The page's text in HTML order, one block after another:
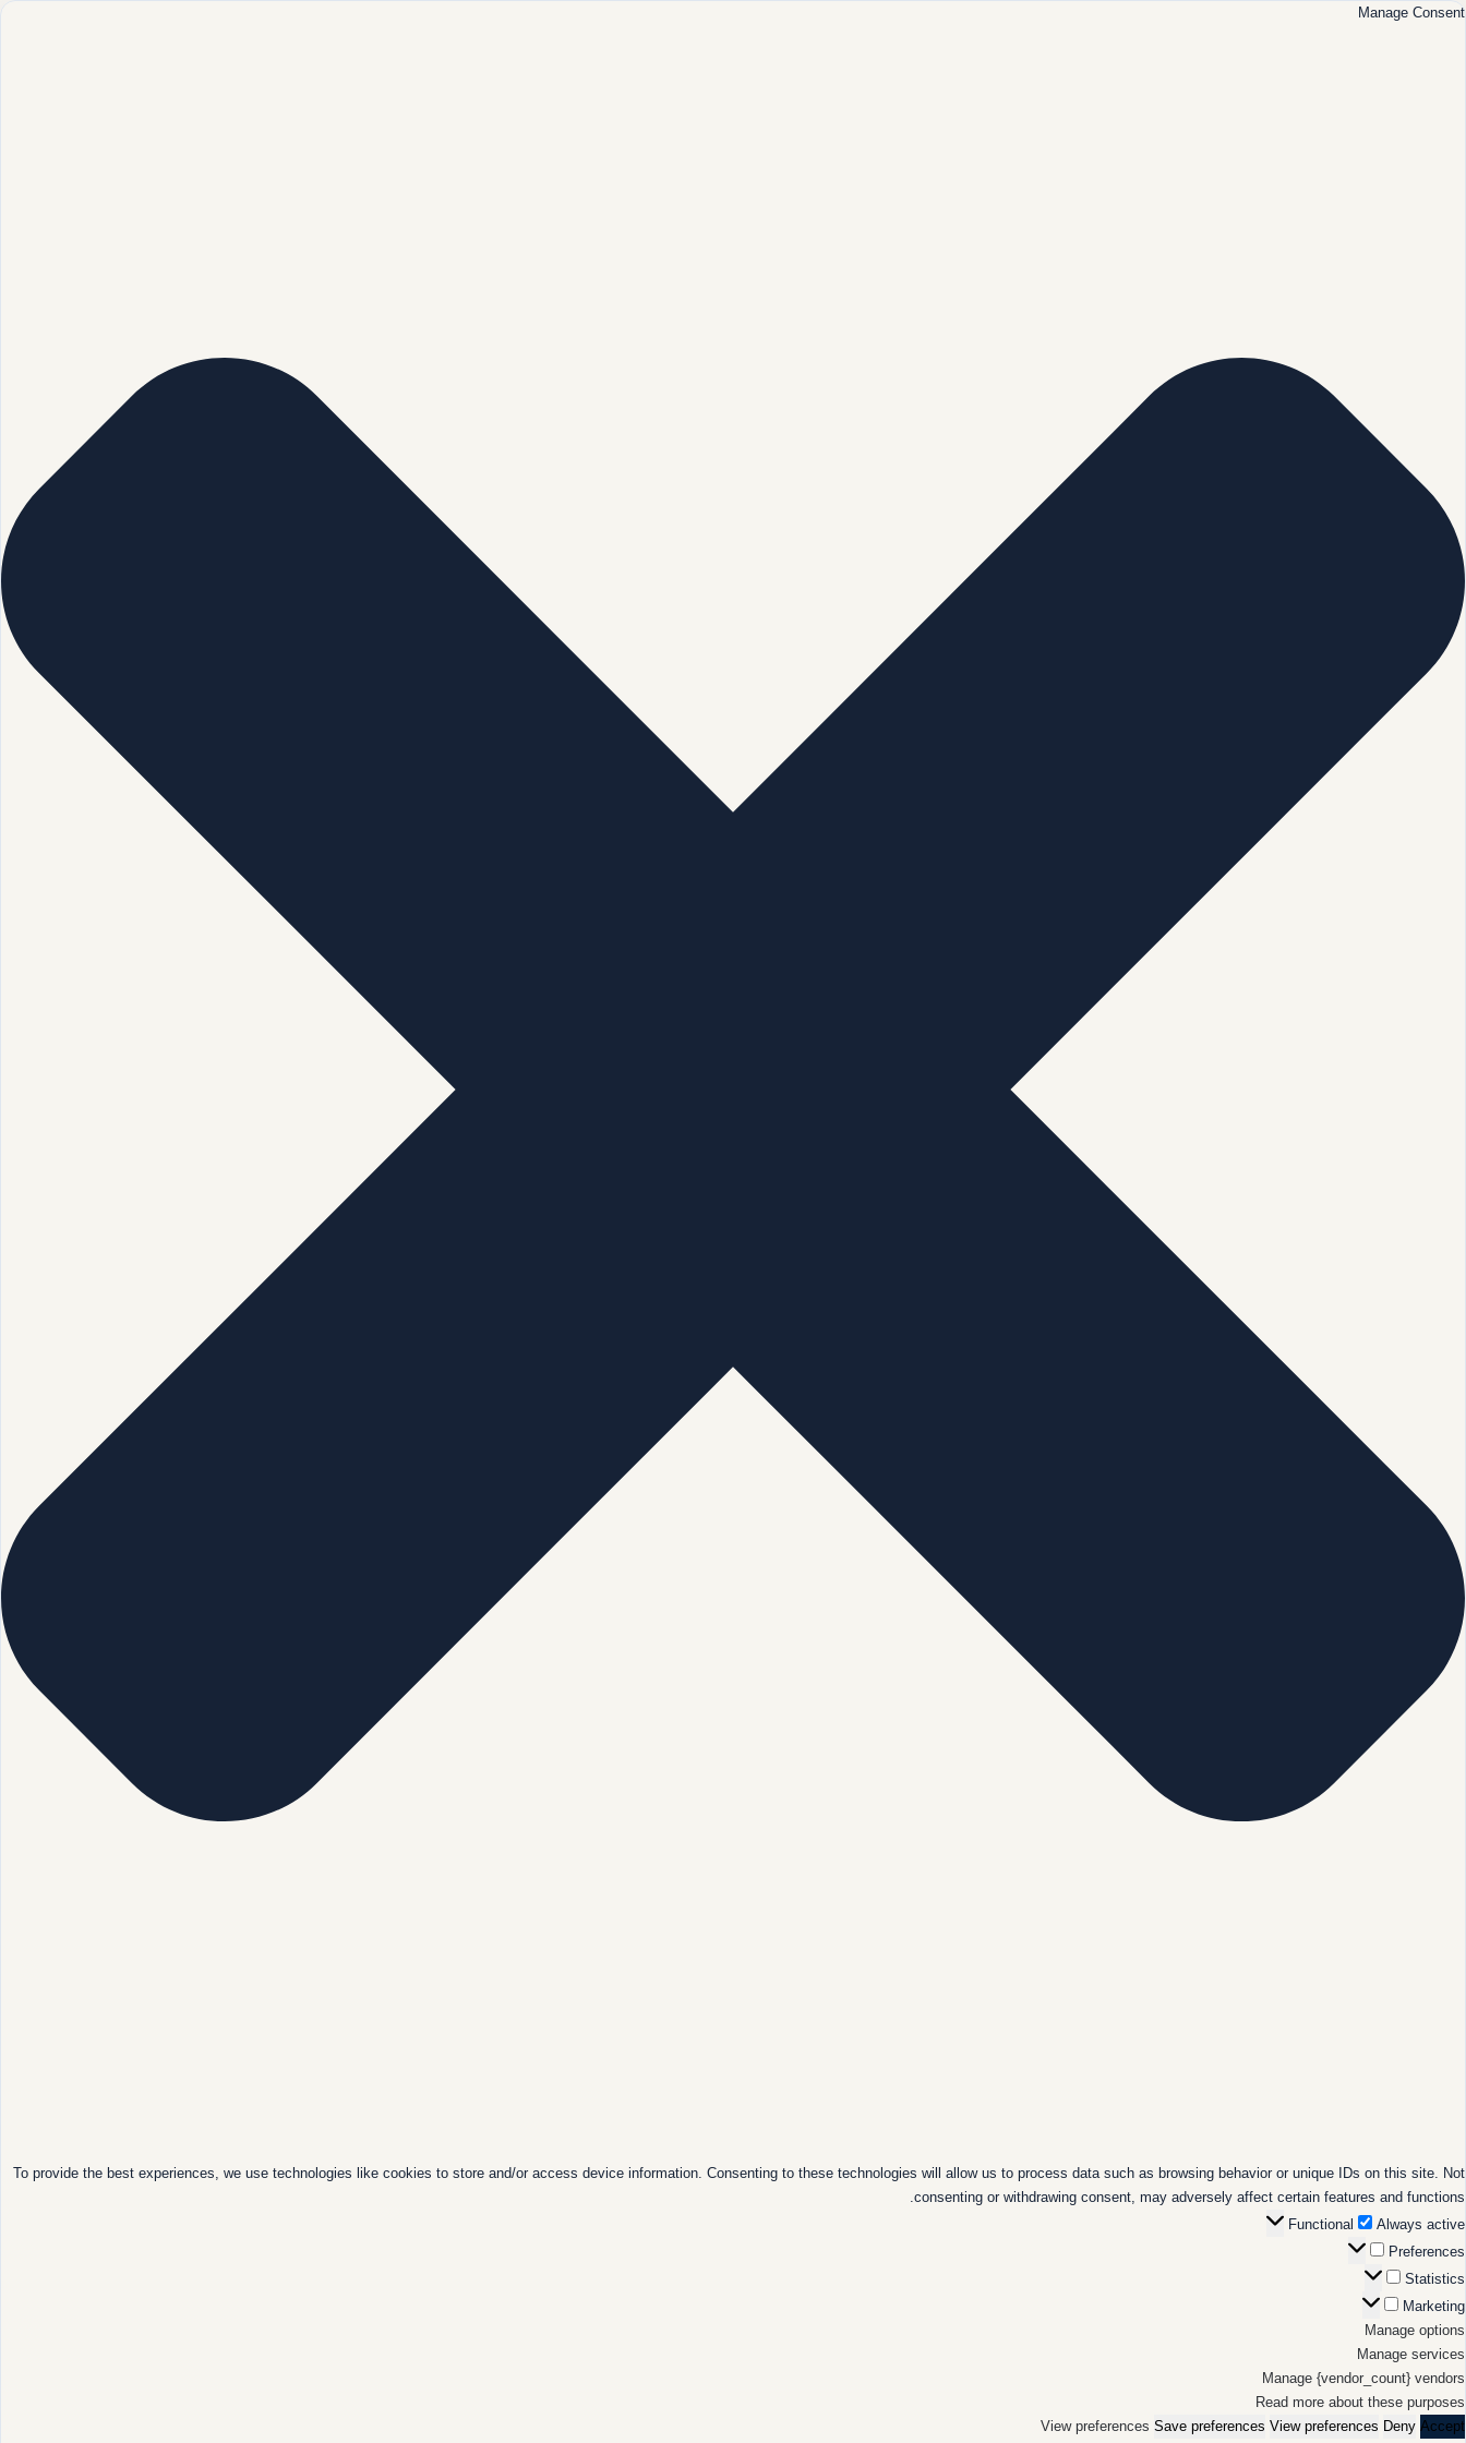
Manage Consent
To provide the best experiences, we use technologies like cookies to store and/or access device information. Consenting to these technologies will allow us to process data such as browsing behavior or unique IDs on this site. Not
consenting or withdrawing consent, may adversely affect certain features and functions.
Functional
Functional Always active
Preferences
Preferences
Statistics
Statistics
Marketing
Marketing
Manage options
Manage services
Manage {vendor_count} vendors
Read more about these purposes
Accept
Deny
View preferences
Save preferences
View preferences